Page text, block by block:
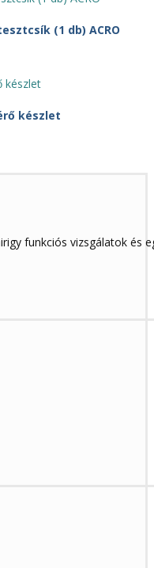
(1 db) ACRO
készlet
funkciós vizsgálatok és